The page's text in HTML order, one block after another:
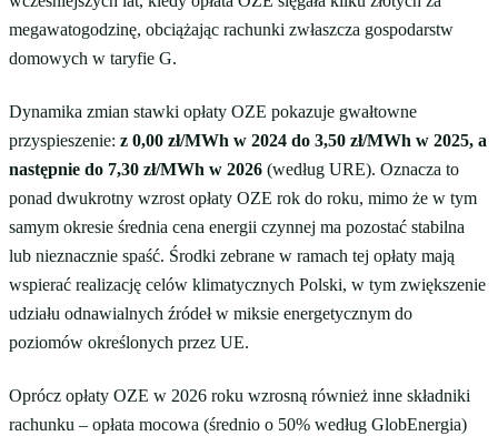
megawatogodzinę, obciążając rachunki zwłaszcza gospodarstw
domowych w taryfie G.
Dynamika zmian stawki opłaty OZE pokazuje gwałtowne
przyspieszenie: z 0,00 zł/MWh w 2024 do 3,50 zł/MWh w 2025, a
następnie do 7,30 zł/MWh w 2026 (według URE). Oznacza to
ponad dwukrotny wzrost opłaty OZE rok do roku, mimo że w tym
samym okresie średnia cena energii czynnej ma pozostać stabilna
lub nieznacznie spaść. Środki zebrane w ramach tej opłaty mają
wspierać realizację celów klimatycznych Polski, w tym zwiększenie
udziału odnawialnych źródeł w miksie energetycznym do
poziomów określonych przez UE.
Oprócz opłaty OZE w 2026 roku wzrosną również inne składniki
rachunku – opłata mocowa (średnio o 50% według GlobEnergia)